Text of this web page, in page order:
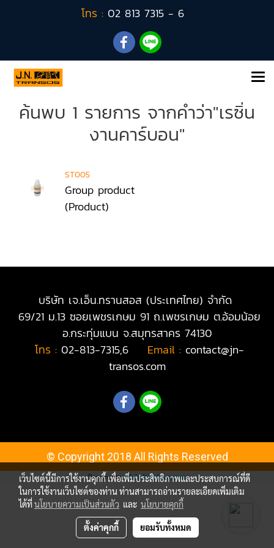
โทร : 02 813 7315 - 6
ค้นพบ 1 รายการ จากคำว่า"เรซิ่น
งานคาร์บอน"
ST005
Group product
(Product)
บริษัท เจ.เอ็น.ทรานสอส (ประเทศไทย) จำกัด
69/21 ม.13 ซอยเพชรเกษม 91 ถ.เพชรเกษม ต.อ้อมน้อย
อ.กระทุ่มแบน จ.สมุทรสาคร 74130
โทร : 02-813-7315,6| Email :contact@jn-
transos.com
© Copyright 2018 All Rights Reserved
Powered byMakeWebEasy.com
เว็บไซต์นี้มีการใช้งานคุกกี้ เพื่อเพิ่มประสิทธิภาพและประสบการณ์ที่ดี
ในการใช้งานเว็บไซต์ของท่าน ท่านสามารถอ่านรายละเอียดเพิ่มเติม
ได้ที่นโยบายความเป็นส่วนตัว และ นโยบายคุกกี้
ตั้งค่าคุกกี้ ยอมรับทั้งหมด